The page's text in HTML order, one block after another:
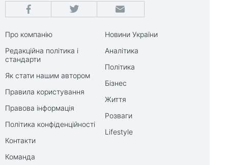
Про компанію
Редакційна політика і
стандарти
Як стати нашим автором
Правила користування
Правова інформація
Політика конфіденційності
Контакти
Команда
Новини України
Аналітика
Політика
Бізнес
Життя
Розваги
Lifestyle